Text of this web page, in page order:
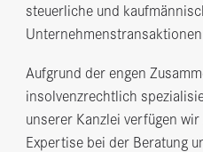
steuerliche und
Aufgrund der engen
insolvenzrechtlich
unserer Kanzlei verfügen
Expertise bei der Beratung